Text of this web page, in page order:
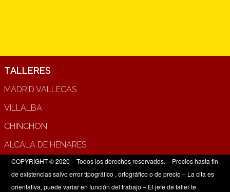
TALLERES
MADRID VALLECAS
VILLALBA
CHINCHON
ALCALA DE HENARES
COPYRIGHT © 2020 – Todos los derechos reservados. – Precios hasta fin
de existencias salvo error tipográfico , ortográfico o de precio – La cita es
orientativa, puede variar en función del trabajo – El jefe de taller te